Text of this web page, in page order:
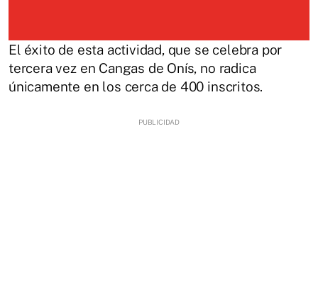
El éxito de esta actividad, que se celebra por
tercera vez en Cangas de Onís, no radica
únicamente en los cerca de 400 inscritos.